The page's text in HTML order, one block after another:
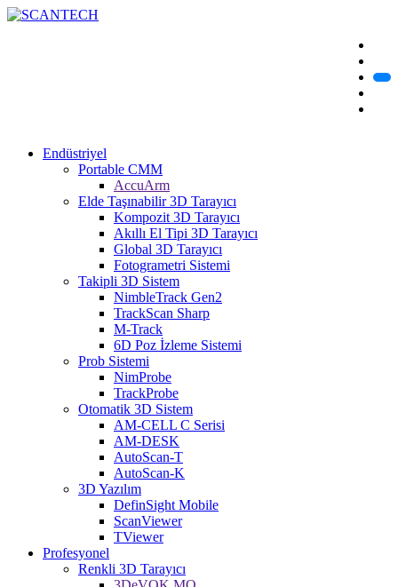
Endüstriyel
Portable CMM
AccuArm
Elde Taşınabilir 3D Tarayıcı
Kompozit 3D Tarayıcı
Akıllı El Tipi 3D Tarayıcı
Global 3D Tarayıcı
Fotogrametri Sistemi
Takipli 3D Sistem
NimbleTrack Gen2
TrackScan Sharp
M-Track
6D Poz İzleme Sistemi
Prob Sistemi
NimProbe
TrackProbe
Otomatik 3D Sistem
AM-CELL C Serisi
AM-DESK
AutoScan-T
AutoScan-K
3D Yazılım
DefinSight Mobile
ScanViewer
TViewer
Profesyonel
Renkli 3D Tarayıcı